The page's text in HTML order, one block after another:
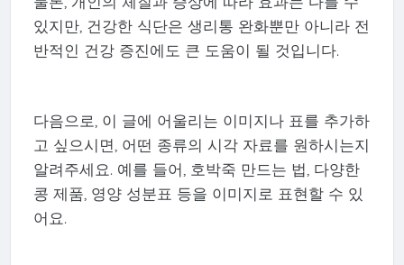
있지만, 건강한 식단은 생리통 완화뿐만 아니라 전
반적인 건강 증진에도 큰 도움이 될 것입니다.
다음으로, 이 글에 어울리는 이미지나 표를 추가하
고 싶으시면, 어떤 종류의 시각 자료를 원하시는지
알려주세요. 예를 들어, 호박죽 만드는 법, 다양한
콩 제품, 영양 성분표 등을 이미지로 표현할 수 있
어요.